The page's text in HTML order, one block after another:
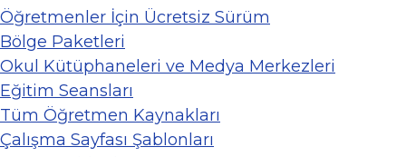
Öğretmenler İçin Ücretsiz Sürüm
Bölge Paketleri
Okul Kütüphaneleri ve Medya Merkezleri
Eğitim Seansları
Tüm Öğretmen Kaynakları
Çalışma Sayfası Şablonları